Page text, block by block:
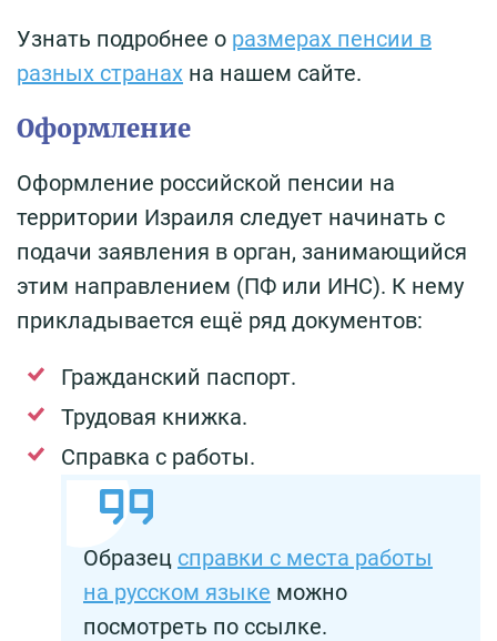
Узнать подробнее о размерах пенсии в
разных странах на нашем сайте.
Оформление
Оформление российской пенсии на
территории Израиля следует начинать с
подачи заявления в орган, занимающийся
этим направлением (ПФ или ИНС). К нему
прикладывается ещё ряд документов:
Гражданский паспорт.
Трудовая книжка.
Справка с работы.
Образец справки с места работы
на русском языке можно
посмотреть по ссылке.